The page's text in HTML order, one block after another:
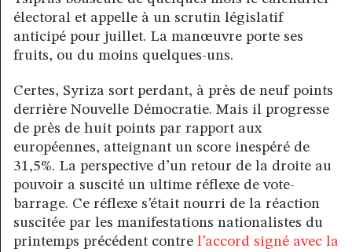
électoral et appelle à un scrutin législatif
anticipé pour juillet. La manœuvre porte ses
fruits, ou du moins quelques-uns.
Certes, Syriza sort perdant, à près de neuf points
derrière Nouvelle Démocratie. Mais il progresse
de près de huit points par rapport aux
européennes, atteignant un score inespéré de
31,5%. La perspective d’un retour de la droite au
pouvoir a suscité un ultime réflexe de vote-
barrage. Ce réflexe s’était nourri de la réaction
suscitée par les manifestations nationalistes du
printemps précédent contre l’accord signé avec la